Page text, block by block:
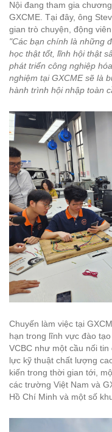
Nội đang tham gia
GXCME. Tại đây, ông
gian trò chuyện, động
"Các bạn chính là những
học thật tốt, lĩnh hội thật
phát triển công nghiệp
nghiệm tại GXCME sẽ là
hành trình hội nhập toàn
Chuyến làm việc tại
hạn trong lĩnh vực đào
VCBC như một cầu nối
lực kỹ thuật chất lượng
kiến trong thời gian tới,
các trường Việt Nam và
Hồ Chí Minh và một số